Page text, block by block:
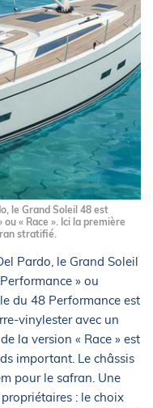
le Grand Soleil 48 est
« Race ». Ici la première
stratifié.
Pardo, le Grand Soleil
» ou
du 48 Performance est
vinylester avec un
la version « Race » est
important. Le châssis
pour le safran. Une
: le choix